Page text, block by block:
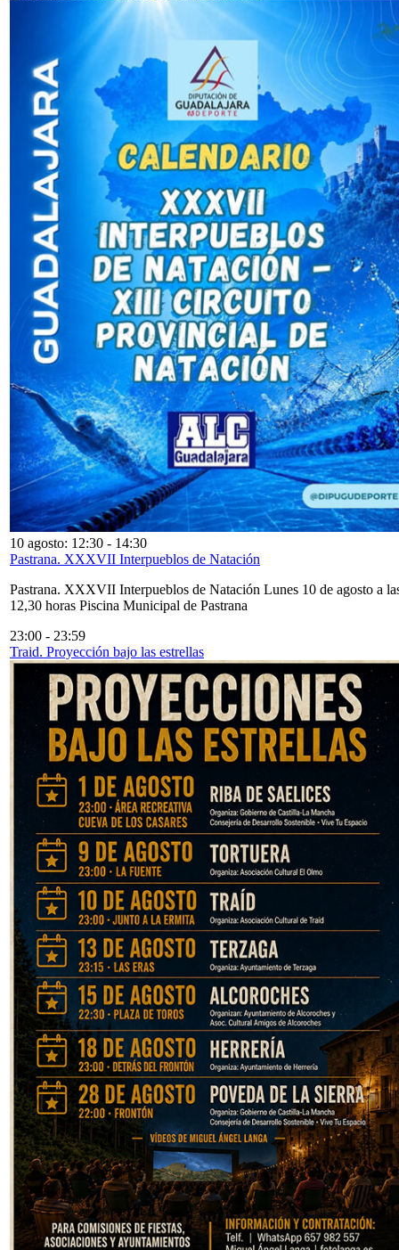
10 agosto: 12:30 - 14:30
Pastrana. XXXVII Interpueblos de Natación
Pastrana. XXXVII Interpueblos de Natación Lunes 10 de agosto a
12,30 horas Piscina Municipal de Pastrana
23:00 - 23:59
Traid. Proyección bajo las estrellas